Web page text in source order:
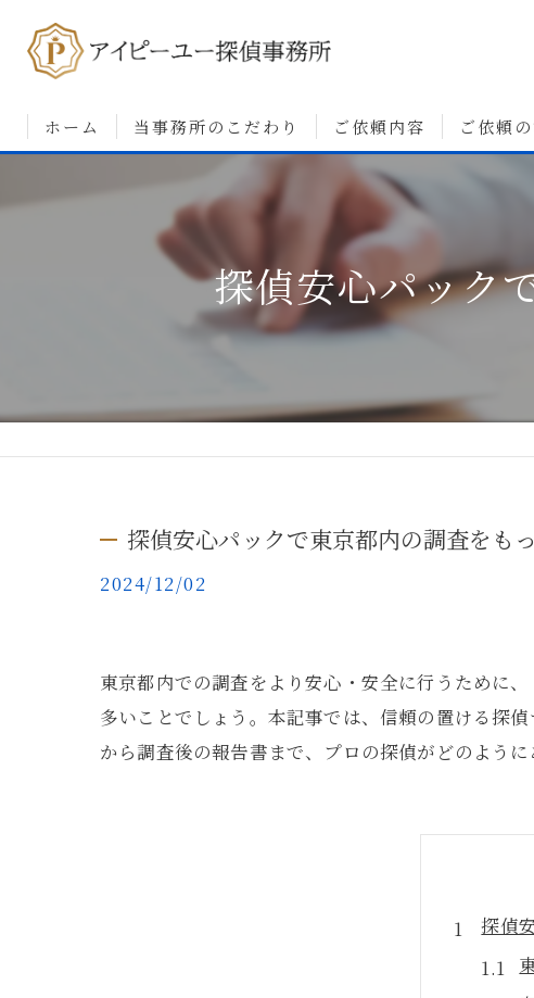
ホーム 当事務所のこだわり ご依頼内容
浮気調査について
婚前調査について
素行・行動調査について
ご依頼
探偵安心パック
探偵安心パックで東京都内の調査をも
2024/12/02
東京都内での調査をより安心・安全に行うために
多いことでしょう。本記事では、信頼の置ける探
から調査後の報告書まで、プロの探偵がどのよう
探偵